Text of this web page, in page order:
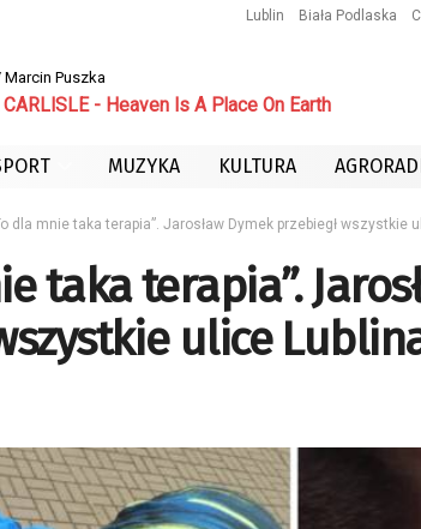
Lublin Biała Podlaska
Puszka
CARLISLE - Heaven Is A Place On Earth
MUZYKA KULTURA
dla mnie taka terapia”. Jarosław Dymek przebiegł wszystkie
taka terapia”.
ulice